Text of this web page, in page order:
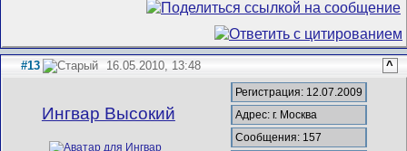
#13 16.05.2010, 13:48 ^
Ингвар Высокий
Регистрация: 12.07.2009
Адрес: г. Москва
Сообщения: 157